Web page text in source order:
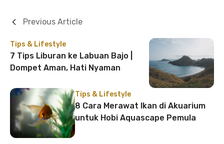
Tips & Lifestyle
7 Tips Liburan ke Labuan Bajo |
Dompet Aman, Hati Nyaman
Previous Article
Tips & Lifestyle
8 Cara Merawat Ikan di Akuarium
untuk Hobi Aquascape Pemula